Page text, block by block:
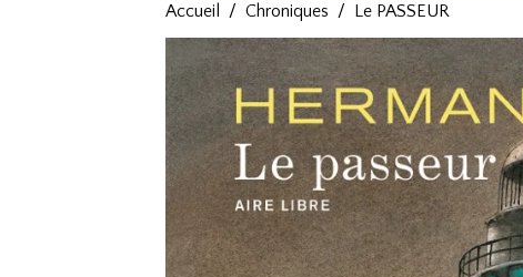
Accueil Chroniques Le PASSEUR